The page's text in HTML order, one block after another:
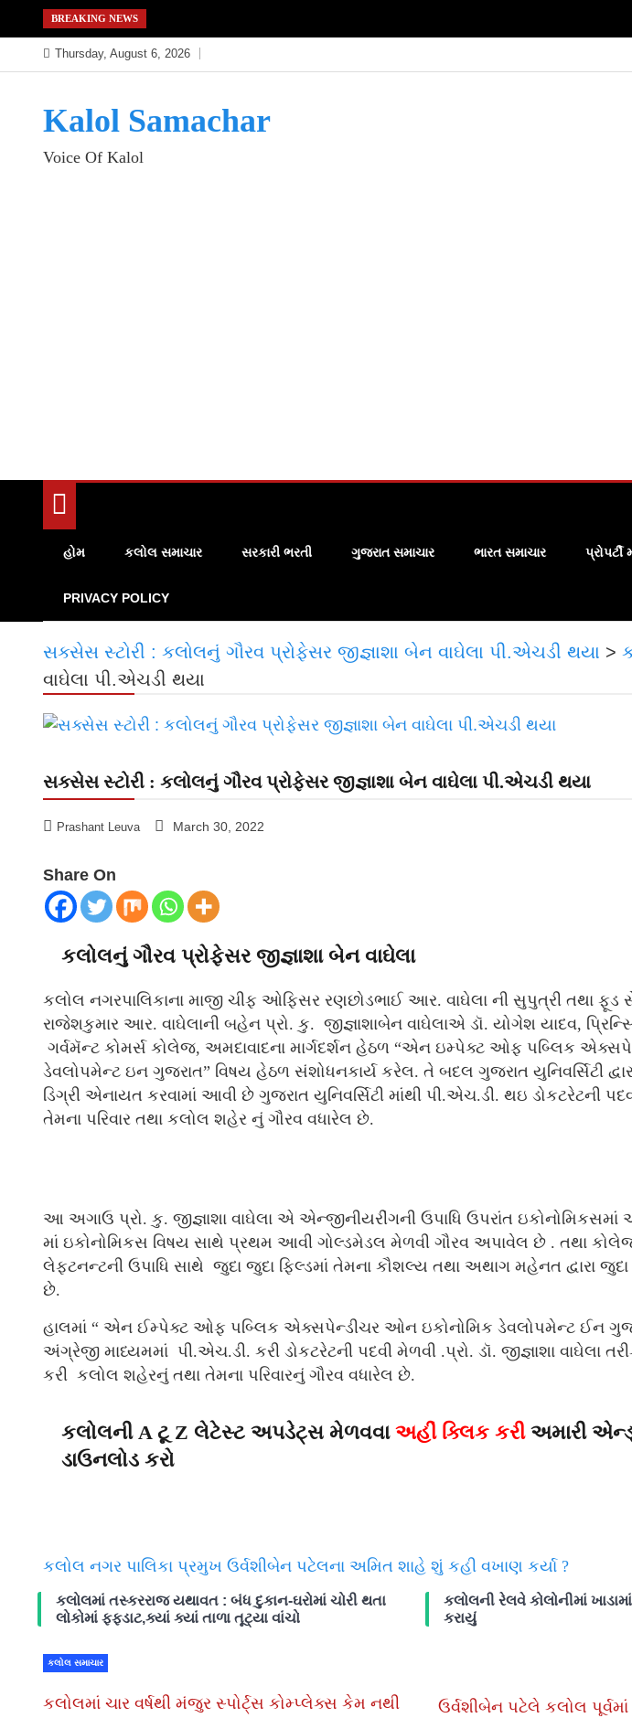
to
content
BREAKING NEWS
Thursday, August 6, 2026
Kalol Samachar
Voice Of Kalol
હોમ કલોલ સમાચાર સરકારી ભરતી ગુજરાત સમાચાર ભારત સમાચાર પ્રોપર્ટી
PRIVACY POLICY
સક્સેસ સ્ટોરી : કલોલનું ગૌરવ પ્રોફેસર જીજ્ઞાશા બેન વાઘેલા પી.એચડી થયા >
વાઘેલા પી.એચડી થયા
સક્સેસ સ્ટોરી : કલોલનું ગૌરવ પ્રોફેસર જીજ્ઞાશા બેન વાઘેલા પી.એચડી થયા
Prashant Leuva March 30, 2022
Share On
કલોલનું ગૌરવ પ્રોફેસર જીજ્ઞાશા બેન વાઘેલા
કલોલ નગરપાલિકાના માજી ચીફ ઓફિસર રણછોડભાઈ આર. વાઘેલા ની સુપુત્રી તથા ફૂડ
રાજેશકુમાર આર. વાઘેલાની બહેન પ્રો. કુ. જીજ્ઞાશાબેન વાઘેલાએ ડૉ. યોગેશ યાદવ,
ગર્વમૅન્ટ કોમર્સ કોલેજ, અમદાવાદના માર્ગદર્શન હેઠળ “એન ઇમ્પેક્ટ ઓફ પબ્લિક
ડેવલોપમેન્ટ ઇન ગુજરાત” વિષય હેઠળ સંશોધનકાર્ય કરેલ. તે બદલ ગુજરાત યુનિવર્સિટી
ડિગ્રી એનાયત કરવામાં આવી છે ગુજરાત યુનિવર્સિટી માંથી પી.એચ.ડી. થઇ ડોકટરેટની
તેમના પરિવાર તથા કલોલ શહેર નું ગૌરવ વધારેલ છે.
આ અગાઉ પ્રો. કુ. જીજ્ઞાશા વાઘેલા એ એન્જીનીયરીંગની ઉપાધિ ઉપરાંત
માં ઇકોનોમિકસ વિષય સાથે પ્રથમ આવી ગોલ્ડમેડલ મેળવી ગૌરવ અપાવેલ છે . તથા
લેફ્ટનન્ટની ઉપાધિ સાથે જુદા જુદા ફિલ્ડમાં તેમના કૌશલ્ય તથા અથાગ મહેનત દ્વારા
છે.
હાલમાં “ એન ઈમ્પેક્ટ ઓફ પબ્લિક એક્સપેન્ડીચર ઓન ઇકોનોમિક ડેવલોપમેન્ટ ઈન
અંગ્રેજી માધ્યમમાં પી.એચ.ડી. કરી ડોકટરેટની પદવી મેળવી .પ્રો. ડૉ. જીજ્ઞાશા વાઘેલા
કરી કલોલ શહેરનું તથા તેમના પરિવારનું ગૌરવ વધારેલ છે.
કલોલની A ટૂ Z લેટેસ્ટ અપડેટ્સ મેળવવા અહીં ક્લિક કરીઅમારી
ડાઉનલોડ કરો
કલોલ નગર પાલિકા પ્રમુખ ઉર્વશીબેન પટેલના અમિત શાહે શું કહી વખાણ કર્યા ?
કલોલમાં તસ્કરરાજ યથાવત : બંધ દુકાન-ઘરોમાં ચોરી થતા
લોકોમાં ફફડાટ,ક્યાં ક્યાં તાળા તૂટ્યા વાંચો
કલોલની રેલવે કોલોનીમાં
કરાયું
કલોલ સમાચાર
કલોલમાં ચાર વર્ષથી મંજુર સ્પોર્ટ્સ કોમ્પ્લેક્સ કેમ નથી
ઉર્વશીબેન પટેલે કલોલ